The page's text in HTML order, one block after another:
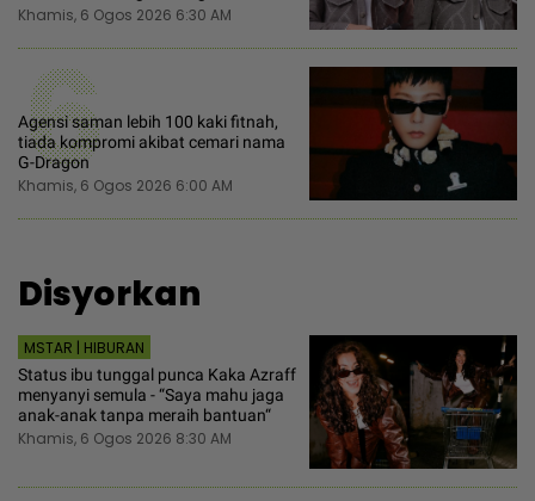
Khamis, 6 Ogos 2026 6:30 AM
6
Agensi saman lebih 100 kaki fitnah,
tiada kompromi akibat cemari nama
G-Dragon
Khamis, 6 Ogos 2026 6:00 AM
Disyorkan
MSTAR | HIBURAN
Status ibu tunggal punca Kaka Azraff
menyanyi semula - “Saya mahu jaga
anak-anak tanpa meraih bantuan“
Khamis, 6 Ogos 2026 8:30 AM